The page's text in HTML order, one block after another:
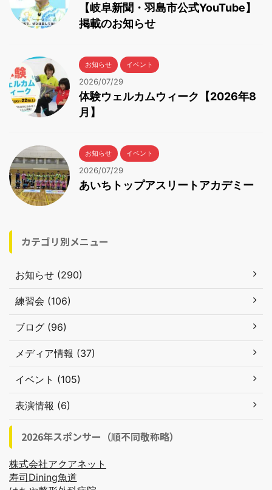
【岐阜新聞・羽島市公式YouTube】
掲載のお知らせ
お知らせ イベント
2026/07/29
体験ウェルカムウィーク【2026年8
月】
お知らせ イベント
2026/07/29
あいちトップアスリートアカデミー
カテゴリ別メニュー
お知らせ (290)
練習会 (106)
ブログ (96)
メディア情報 (37)
イベント (105)
表演情報 (6)
2026年スポンサー（順不同敬称略）
株式会社アクアネット
寿司Dining魚道